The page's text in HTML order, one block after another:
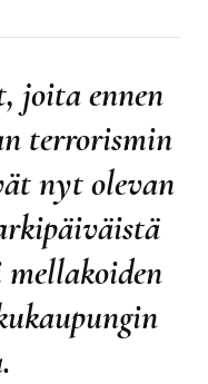
joita ennen
terrorismin
nyt olevan